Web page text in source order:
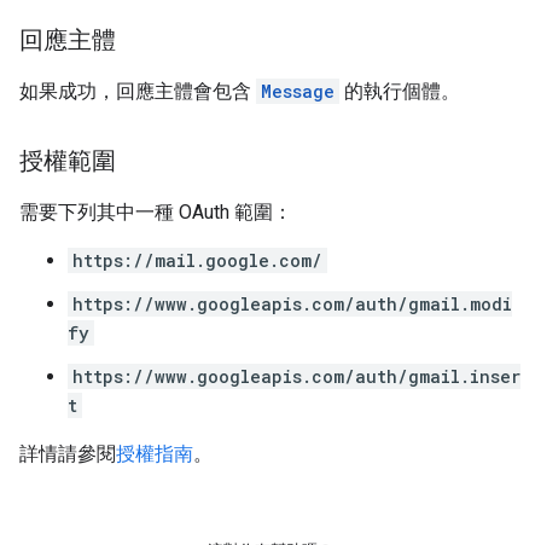
回應主體
如果成功，回應主體會包含 Message 的執行個體。
授權範圍
需要下列其中一種 OAuth 範圍：
https://mail.google.com/
https://www.googleapis.com/auth/gmail.modi
fy
https://www.googleapis.com/auth/gmail.inser
t
詳情請參閱授權指南。